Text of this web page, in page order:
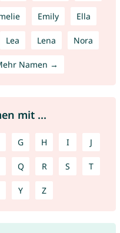
Emily Ella
Lea Lena Nora
Namen →
mit ...
G H I J
Q R S T
Y Z